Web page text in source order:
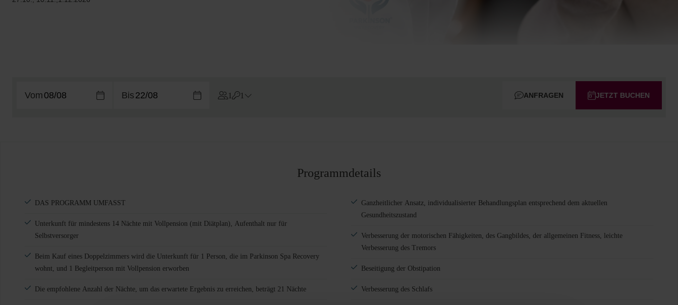
Vom Bis 1 1 JETZT BUCHEN
ANFRAGEN
Programmdetails
DAS PROGRAMM UMFASST
Unterkunft für mindestens 14 Nächte mit Vollpension (mit Diätplan), Aufenthalt nur für
Selbstversorger
Beim Kauf eines Doppelzimmers wird die Unterkunft für 1 Person, die im Parkinson Spa Recovery
wohnt, und 1 Begleitperson mit Vollpension erworben
Die empfohlene Anzahl der Nächte, um das erwartete Ergebnis zu erreichen, beträgt 21 Nächte
Ganzheitlicher Ansatz, individualisierter Behandlungsplan entsprechend dem aktuellen
Gesundheitszustand
Verbesserung der motorischen Fähigkeiten, des Gangbildes, der allgemeinen Fitness, leichte
Verbesserung des Tremors
Beseitigung der Obstipation
Verbesserung des Schlafs